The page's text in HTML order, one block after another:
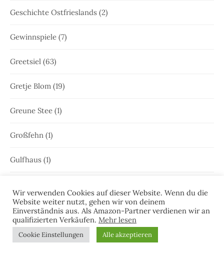
Geschichte Ostfrieslands (2)
Gewinnspiele (7)
Greetsiel (63)
Gretje Blom (19)
Greune Stee (1)
Großfehn (1)
Gulfhaus (1)
Hans-Rainer Riekers (8)
Harlesiel (9)
Wir verwenden Cookies auf dieser Website. Wenn du die
Website weiter nutzt, gehen wir von deinem
Einverständnis aus. Als Amazon-Partner verdienen wir an
qualifizierten Verkäufen. Mehr lesen
Cookie Einstellungen Alle akzeptieren